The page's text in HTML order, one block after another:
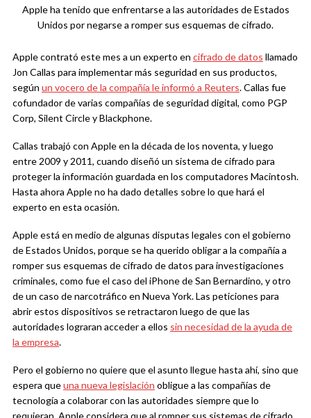
Apple ha tenido que enfrentarse a las autoridades de Estados
Unidos por negarse a romper sus esquemas de cifrado.
Apple contrató este mes a un experto en cifrado de datos llamado
Jon Callas para implementar más seguridad en sus productos,
según un vocero de la compañía le informó a Reuters. Callas fue
cofundador de varias compañías de seguridad digital, como PGP
Corp, Silent Circle y Blackphone.
Callas trabajó con Apple en la década de los noventa, y luego
entre 2009 y 2011, cuando diseñó un sistema de cifrado para
proteger la información guardada en los computadores Macintosh.
Hasta ahora Apple no ha dado detalles sobre lo que hará el
experto en esta ocasión.
Apple está en medio de algunas disputas legales con el gobierno
de Estados Unidos, porque se ha querido obligar a la compañía a
romper sus esquemas de cifrado de datos para investigaciones
criminales, como fue el caso del iPhone de San Bernardino, y otro
de un caso de narcotráfico en Nueva York. Las peticiones para
abrir estos dispositivos se retractaron luego de que las
autoridades lograran acceder a ellos sin necesidad de la ayuda de
la empresa.
Pero el gobierno no quiere que el asunto llegue hasta ahí, sino que
espera queuna nueva legislación obligue a las compañías de
tecnología a colaborar con las autoridades siempre que lo